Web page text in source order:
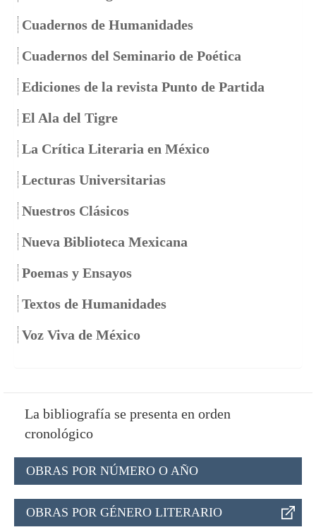
Cuadernos de Humanidades
Cuadernos del Seminario de Poética
Ediciones de la revista Punto de Partida
El Ala del Tigre
La Crítica Literaria en México
Lecturas Universitarias
Nuestros Clásicos
Nueva Biblioteca Mexicana
Poemas y Ensayos
Textos de Humanidades
Voz Viva de México
La bibliografía se presenta en orden
cronológico
OBRAS POR NÚMERO O AÑO
OBRAS POR GÉNERO LITERARIO